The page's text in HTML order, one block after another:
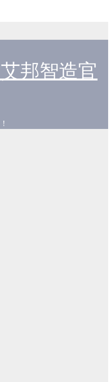
邦智造官